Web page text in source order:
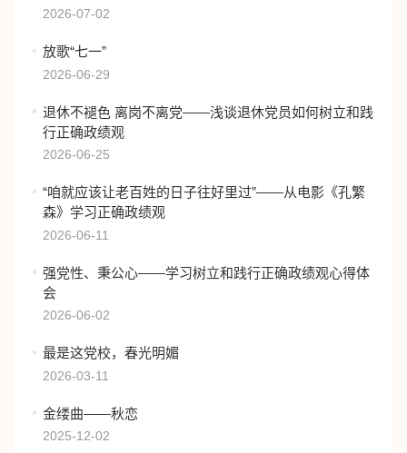
2026-07-02
放歌“七一”
2026-06-29
退休不褪色 离岗不离党——浅谈退休党员如何树立和践
行正确政绩观
2026-06-25
“咱就应该让老百姓的日子往好里过”——从电影《孔繁
森》学习正确政绩观
2026-06-11
强党性、秉公心——学习树立和践行正确政绩观心得体
会
2026-06-02
最是这党校，春光明媚
2026-03-11
金缕曲——秋恋
2025-12-02